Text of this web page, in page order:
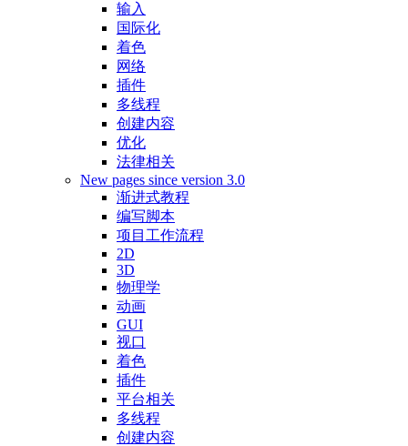
输入
国际化
着色
网络
插件
多线程
创建内容
优化
法律相关
New pages since version 3.0
渐进式教程
编写脚本
项目工作流程
2D
3D
物理学
动画
GUI
视口
着色
插件
平台相关
多线程
创建内容